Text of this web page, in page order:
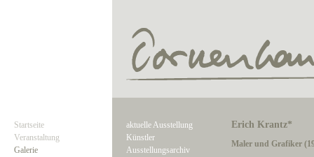
Startseite
Veranstaltung
Galerie
aktuelle Ausstellung
Künstler
Ausstellungsarchiv
Erich Krantz*
Maler und Grafiker